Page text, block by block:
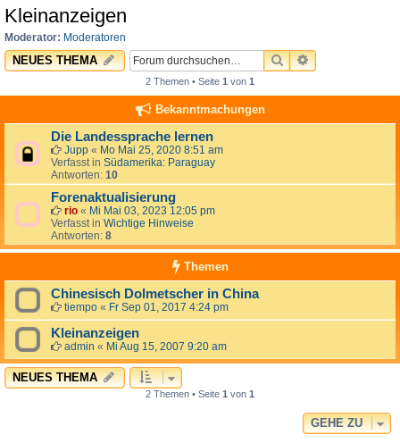
Kleinanzeigen
Moderator: Moderatoren
NEUES THEMA SUCHEERWEITERTE
2 Themen • Seite 1 von 1
Bekanntmachungen
Die Landessprache lernen
Jupp « Mo Mai 25, 2020 8:51 am
Verfasst in Südamerika: Paraguay
Antworten: 10
Forenaktualisierung
rio « Mi Mai 03, 2023 12:05 pm
Verfasst in Wichtige Hinweise
Antworten: 8
Themen
Chinesisch Dolmetscher in China
tiempo « Fr Sep 01, 2017 4:24 pm
Kleinanzeigen
admin « Mi Aug 15, 2007 9:20 am
NEUES THEMA
2 Themen • Seite 1 von 1
GEHE ZU